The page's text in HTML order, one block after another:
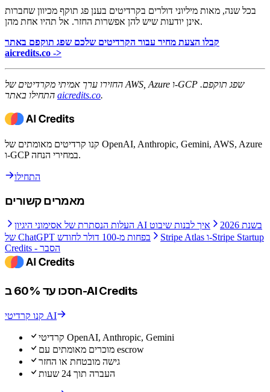
בכל שנה, מאות מיליוני דולרים בקרדיטים בענן פג תוקף מכיוון שחברות
אינן יודעות שיש להן אפשרות החזר. אל תהיו אחת מהן.
קבלו הצעת מחיר עבור הקרדיטים שלכם שפג תוקפם באתר
aicredits.co ->
החזירו ערך אמיתי מקרדיטים של AWS, Azure ו-GCP שפג תוקפם.
aicredits.co.
קנו קרדיטים מאומתים של OpenAI, Anthropic, Gemini, AWS, Azure
ו-GCP במחירי הנחה.
התחילו
מאמרים קשורים
העלות הנסתרת של אסימוני היגיון AI בשנת 2026
איך לבנות שיבוט
של ChatGPT בפחות מ-100 דולר לחודש
Stripe Atlas ו-Stripe Startup
Credits - הסבר
חסכו עד 60% ב-AI Credits
קנו קרדיטי AI
קרדיטי OpenAI, Anthropic, Gemini
מוכרים מאומתים עם escrow
גישה מובטחת או החזר
העברה תוך 24 שעות